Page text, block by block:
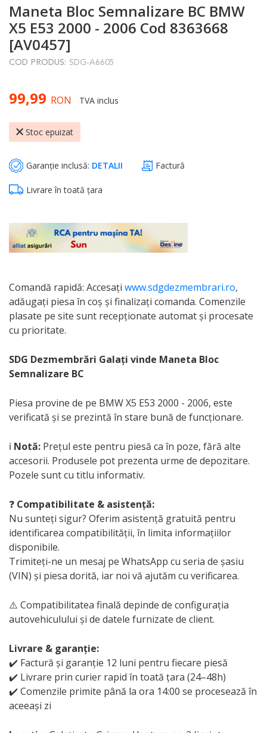
to
the
beginning
of
the
gallery
Maneta Bloc Semnalizare BC BMW
X5 E53 2000 - 2006 Cod 8363668
[AV0457]
COD PRODUS: SDG-A6605
99,99 RON TVA inclus
Stoc epuizat
Garanție inclusă: DETALII Factură
Livrare în toată țara
Comandă rapidă: Accesați www.sdgdezmembrari.ro,
adăugați piesa în coș și finalizați comanda. Comenzile
plasate pe site sunt recepționate automat și procesate
cu prioritate.
SDG Dezmembrări Galați vinde Maneta Bloc
Semnalizare BC
Piesa provine de pe BMW X5 E53 2000 - 2006, este
verificată și se prezintă în stare bună de funcționare.
ℹ️ Notă: Prețul este pentru piesă ca în poze, fără alte
accesorii. Produsele pot prezenta urme de depozitare.
Pozele sunt cu titlu informativ.
❓ Compatibilitate & asistență:
Nu sunteți sigur? Oferim asistență gratuită pentru
identificarea compatibilității, în limita informațiilor
disponibile.
Trimiteți-ne un mesaj pe WhatsApp cu seria de șasiu
(VIN) și piesa dorită, iar noi vă ajutăm cu verificarea.
⚠️ Compatibilitatea finală depinde de configurația
autovehiculului și de datele furnizate de client.
Livrare & garanție:
✔️ Factură și garanție 12 luni pentru fiecare piesă
✔️ Livrare prin curier rapid în toată țara (24–48h)
✔️ Comenzile primite până la ora 14:00 se procesează în
aceeași zi